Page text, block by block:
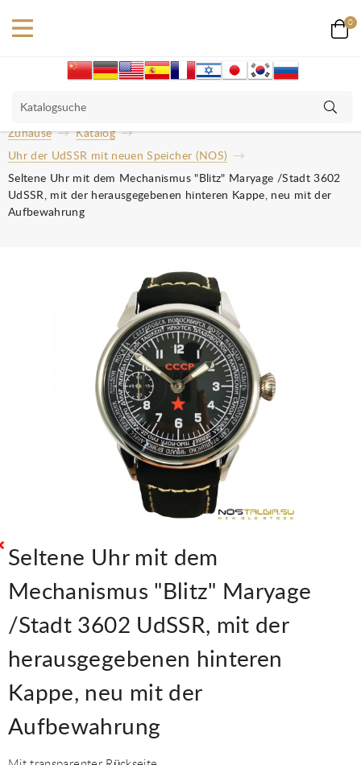
0
Zuhause
Katalog
Uhr der UdSSR mit neuen Speicher (NOS)
Seltene Uhr mit dem Mechanismus "Blitz" Maryage /Stadt 3602
UdSSR, mit der herausgegebenen hinteren Kappe, neu mit der
Aufbewahrung
Seltene Uhr mit dem
Mechanismus "Blitz" Maryage
/Stadt 3602 UdSSR, mit der
herausgegebenen hinteren
Kappe, neu mit der
Aufbewahrung